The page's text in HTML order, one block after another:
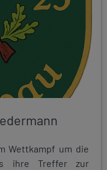
Wettkampf um die
ihre Treffer zur